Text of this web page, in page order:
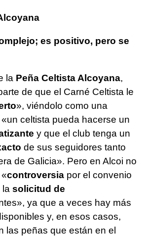
es positivo, pero se
la Peña Celtista Alcoyana,
de que el Carné Celtista le
», viéndolo como una
celtista pueda hacerse un
y que el club tenga un
de sus seguidores tanto
de Galicia». Pero en Alcoi no
controversia por el convenio
la solicitud de
ya que a veces hay más
y, en esos casos,
las peñas que están en el